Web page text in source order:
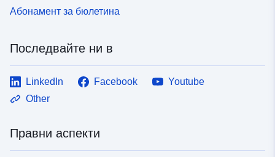
Абонамент за бюлетина
Последвайте ни в
LinkedIn Facebook
Youtube
Other
Правни аспекти